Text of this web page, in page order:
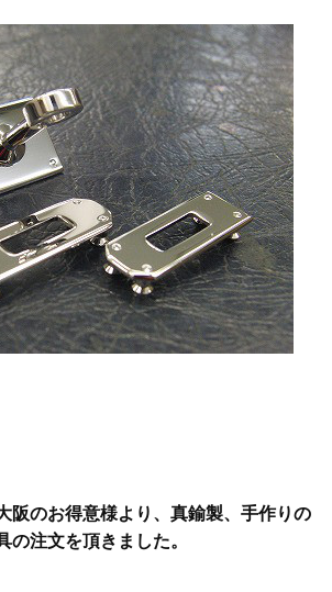
阪のお得意様より、真鍮製、手作りの
の注文を頂きました。